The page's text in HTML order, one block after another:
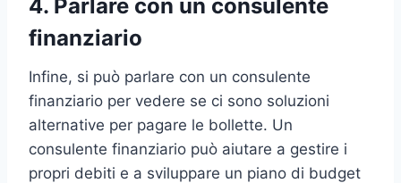
4. Parlare con un consulente
finanziario
Infine, si può parlare con un consulente
finanziario per vedere se ci sono soluzioni
alternative per pagare le bollette. Un
consulente finanziario può aiutare a gestire i
propri debiti e a sviluppare un piano di budget